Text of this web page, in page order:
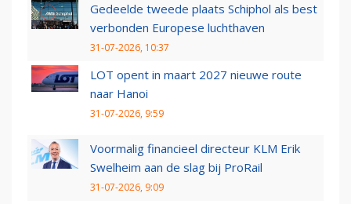
Gedeelde tweede plaats Schiphol als best
verbonden Europese luchthaven
31-07-2026, 10:37
LOT opent in maart 2027 nieuwe route
naar Hanoi
31-07-2026, 9:59
Voormalig financieel directeur KLM Erik
Swelheim aan de slag bij ProRail
31-07-2026, 9:09